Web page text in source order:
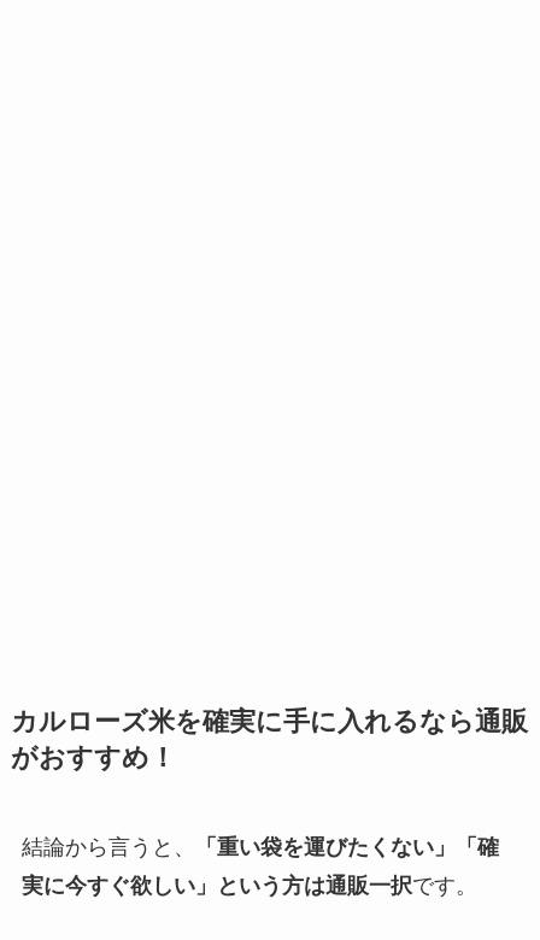
カルローズ米を確実に手に入れるなら通販
がおすすめ！
結論から言うと、
「重い袋を運びたくない」「確
実に今すぐ欲しい」という方は通販一択です。